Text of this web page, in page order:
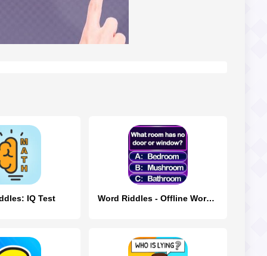
IQ Test Word Riddles - Offline Word Ga